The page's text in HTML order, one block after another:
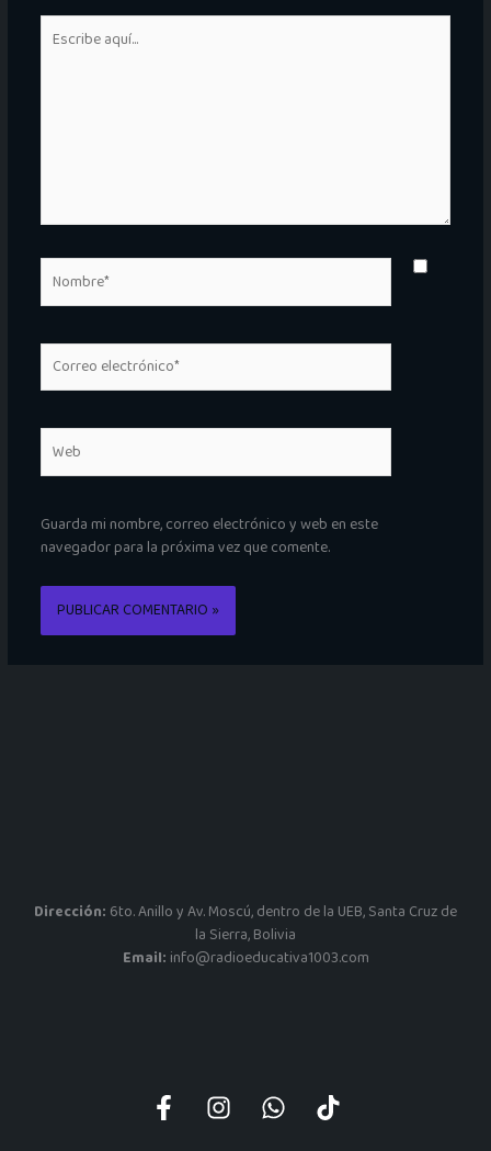
aquí...
electrónico*
Guarda mi nombre, correo electrónico y web en este
navegador para la próxima vez que comente.
Dirección: 6to. Anillo y Av. Moscú, dentro de la UEB, Santa Cruz de
la Sierra, Bolivia
Email:info@radioeducativa1003.com